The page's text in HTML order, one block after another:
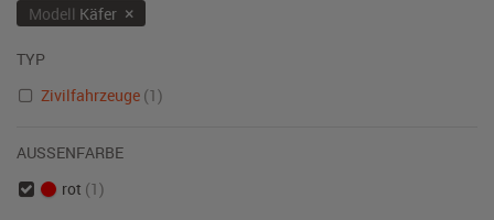
Modell Käfer ×
TYP
Zivilfahrzeuge (1)
AUSSENFARBE
rot (1)